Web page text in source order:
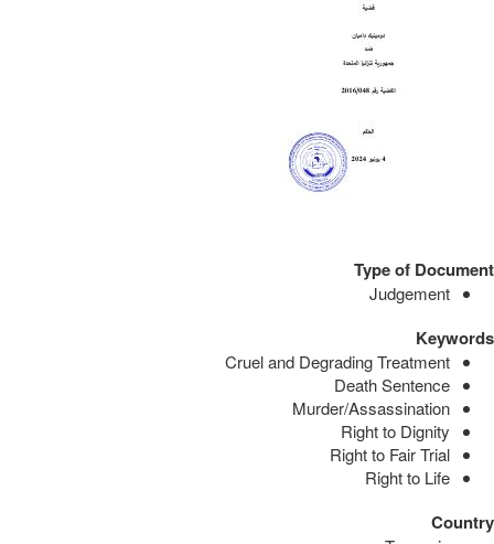
Type of Document
Judgement
Keywords
Cruel and Degrading Treatment
Death Sentence
Murder/Assassination
Right to Dignity
Right to Fair Trial
Right to Life
Country